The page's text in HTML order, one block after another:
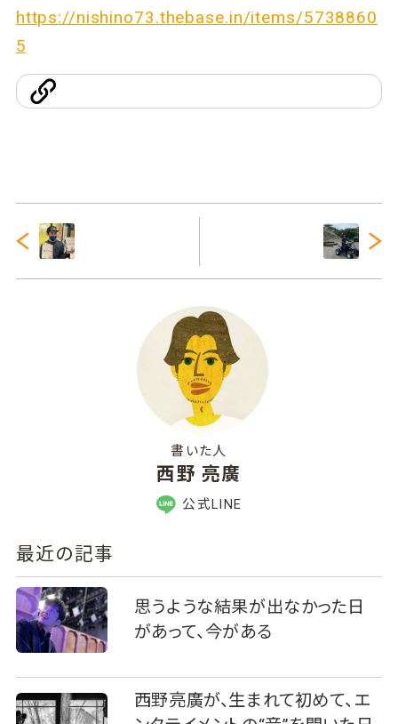
https://nishino73.thebase.in/items/5738860
5
書いた人
西野 亮廣
公式LINE
最近の記事
思うような結果が出なかった日
があって、今がある
西野亮廣が、生まれて初めて、エ